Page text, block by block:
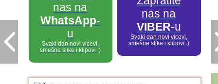
nas na
WhatsApp-
u
Svaki dan novi vicevi,
smešne slike i klipovi :)
nas na
VIBER-u
Svaki dan novi vicevi,
smešne slike i klipovi :)